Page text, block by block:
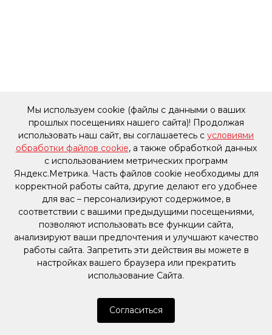
Мы используем cookie (файлы с данными о ваших
прошлых посещениях нашего сайта)! Продолжая
использовать наш сайт, вы соглашаетесь с условиями
обработки файлов cookie, а также обработкой данных
с использованием метрических программ
Яндекс.Метрика. Часть файлов cookie необходимы для
корректной работы сайта, другие делают его удобнее
для вас – персонализируют содержимое, в
соответствии с вашими предыдущими посещениями,
позволяют использовать все функции сайта,
анализируют ваши предпочтения и улучшают качество
работы сайта. Запретить эти действия вы можете в
настройках вашего браузера или прекратить
использование Сайта.
Согласиться